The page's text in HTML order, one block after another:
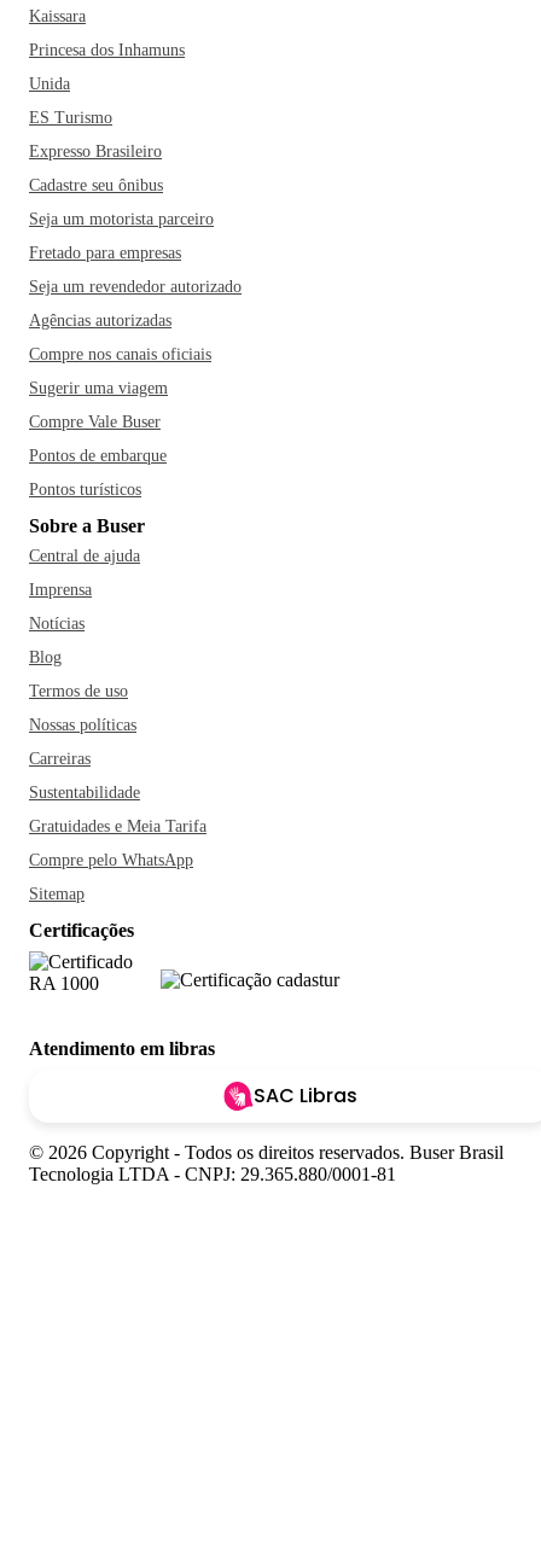
Kaissara
Princesa dos Inhamuns
Unida
ES Turismo
Expresso Brasileiro
Cadastre seu ônibus
Seja um motorista parceiro
Fretado para empresas
Seja um revendedor autorizado
Agências autorizadas
Compre nos canais oficiais
Sugerir uma viagem
Compre Vale Buser
Pontos de embarque
Pontos turísticos
Sobre a Buser
Central de ajuda
Imprensa
Notícias
Blog
Termos de uso
Nossas políticas
Carreiras
Sustentabilidade
Gratuidades e Meia Tarifa
Compre pelo WhatsApp
Sitemap
Certificações
Atendimento em libras
SAC Libras
© 2026 Copyright - Todos os direitos reservados. Buser Brasil
Tecnologia LTDA - CNPJ: 29.365.880/0001-81